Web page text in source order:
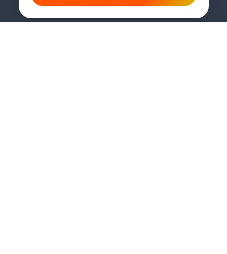
Как это сделать